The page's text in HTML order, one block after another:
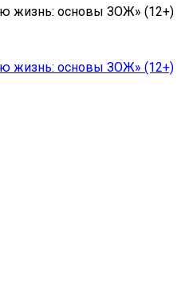
жизнь: основы ЗОЖ» (12+)
жизнь: основы ЗОЖ» (12+)